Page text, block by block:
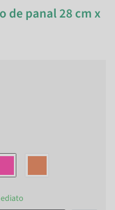
de panal 28 cm x